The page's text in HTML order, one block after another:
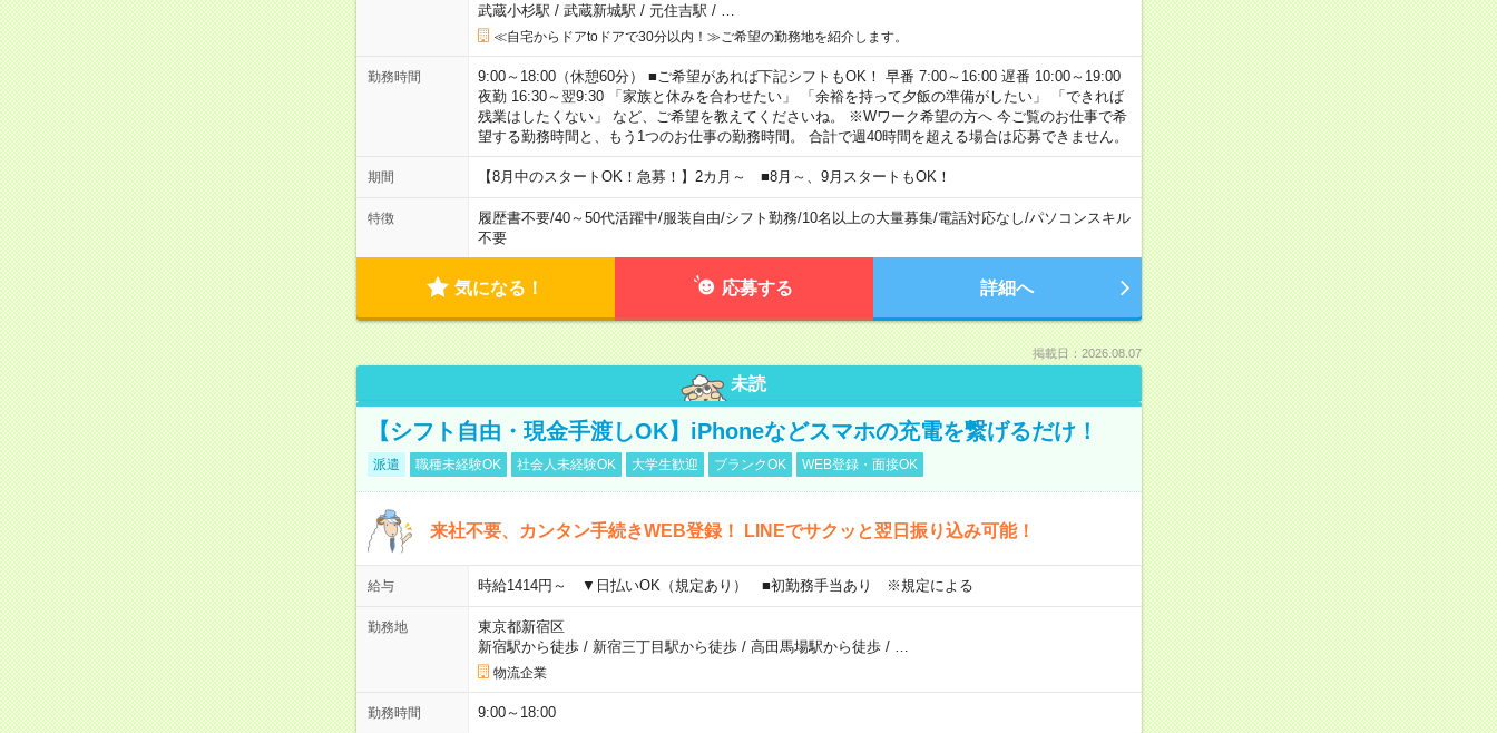
武蔵小杉駅 / 武蔵新城駅 / 元住吉駅 /
≪自宅からドアtoドアで30分以内！≫ご希望の勤務地を紹介します。
勤務時間
9:00～18:00（休憩60分） ■ご希望があれば下記シフトもOK！ 早番 7:00～16:00 遅番 10:00～19:00
夜勤 16:30～翌9:30 「家族と休みを合わせたい」 「余裕を持って夕飯の準備がしたい」 「できれば
残業はしたくない」 など、ご希望を教えてくださいね。 ※Wワーク希望の方へ 今ご覧のお仕事で希
望する勤務時間と、もう1つのお仕事の勤務時間。 合計で週40時間を超える場合は応募できません。
期間 【8月中のスタートOK！急募！】2カ月～ ■8月～、9月スタートもOK！
特徴 履歴書不要/40～50代活躍中/服装自由/シフト勤務/10名以上の大量募集/電話対応なし/パソコンスキル
不要
気になる！ 応募する 詳細へ
掲載日：2026.08.07
未読
【シフト自由・現金手渡しOK】iPhoneなどスマホの充電を繋げるだけ！
派遣 職種未経験OK 社会人未経験OK 大学生歓迎 ブランクOK WEB登録・面接OK
来社不要、カンタン手続きWEB登録！ LINEでサクッと翌日振り込み可能！
給与 時給1414円～ ▼日払いOK（規定あり） ■初勤務手当あり ※規定による
勤務地
東京都新宿区
新宿駅から徒歩/ 新宿三丁目駅から徒歩/ 高田馬場駅から徒歩/
物流企業
勤務時間 9:00～18:00